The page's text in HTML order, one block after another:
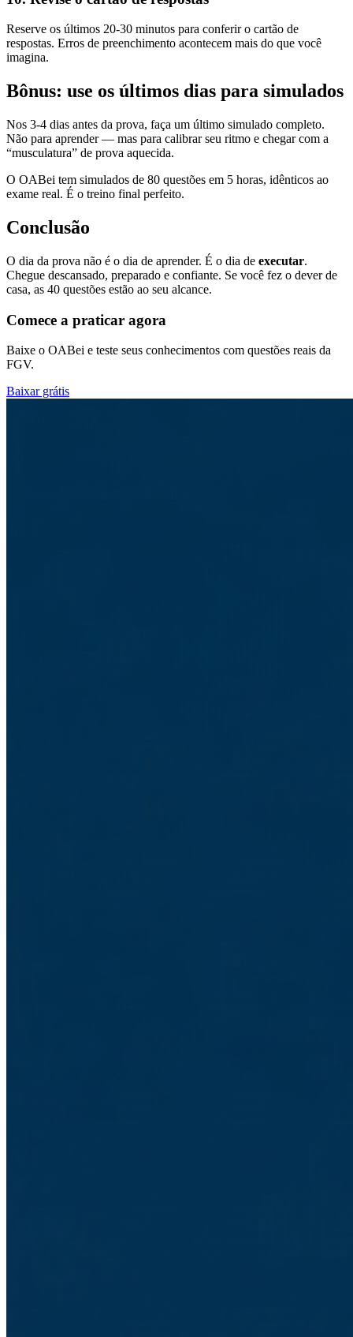
Reserve os últimos 20-30 minutos para conferir o cartão de
respostas. Erros de preenchimento acontecem mais do que você
imagina.
Bônus: use os últimos dias para simulados
Nos 3-4 dias antes da prova, faça um último simulado completo.
Não para aprender — mas para calibrar seu ritmo e chegar com a
“musculatura” de prova aquecida.
O OABei tem simulados de 80 questões em 5 horas, idênticos ao
exame real. É o treino final perfeito.
Conclusão
O dia da prova não é o dia de aprender. É o dia de executar.
Chegue descansado, preparado e confiante. Se você fez o dever de
casa, as 40 questões estão ao seu alcance.
Comece a praticar agora
Baixe o OABei e teste seus conhecimentos com questões reais da
FGV.
Baixar grátis